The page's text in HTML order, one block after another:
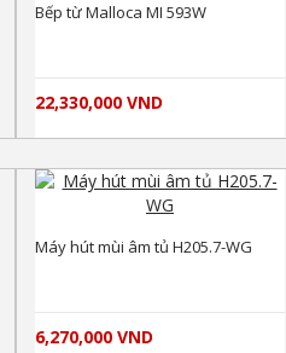
Bếp từ Malloca MI 593W
22,330,000 VND
Máy hút mùi âm tủ H205.7-WG
6,270,000 VND